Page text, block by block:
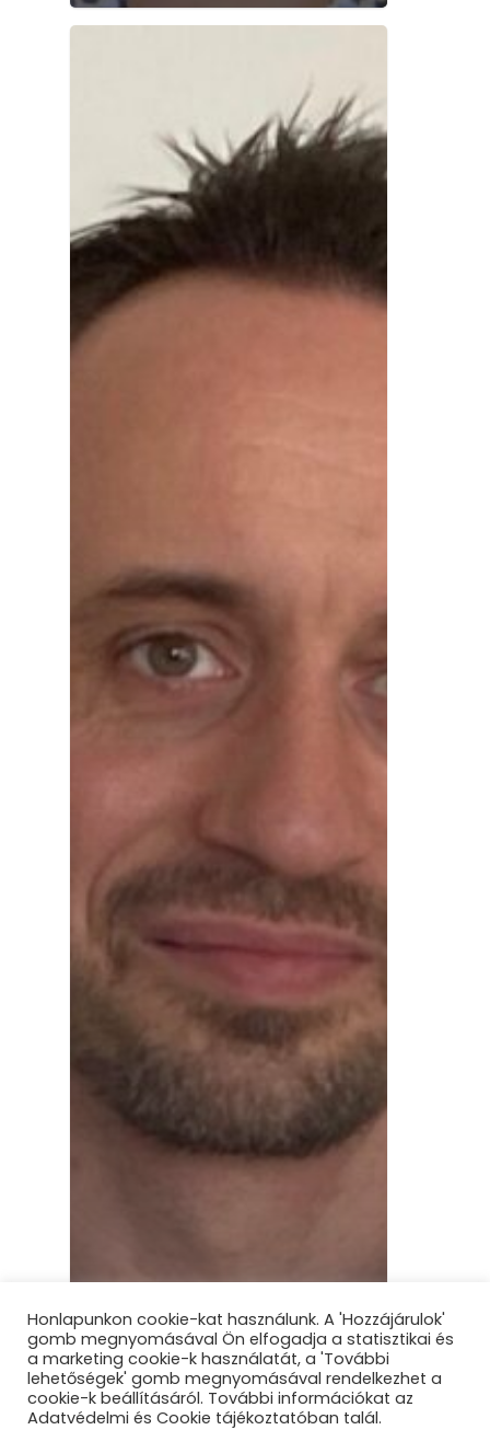
Honlapunkon cookie-kat használunk. A 'Hozzájárulok'
gomb megnyomásával Ön elfogadja a statisztikai és
a marketing cookie-k használatát, a 'További
lehetőségek' gomb megnyomásával rendelkezhet a
cookie-k beállításáról. További információkat az
Adatvédelmi és Cookie tájékoztatóban talál.